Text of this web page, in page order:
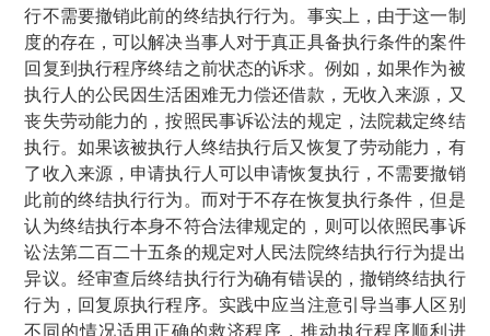
行不需要撤销此前的终结执行行为。事实上，由于这一制
度的存在，可以解决当事人对于真正具备执行条件的案件
回复到执行程序终结之前状态的诉求。例如，如果作为被
执行人的公民因生活困难无力偿还借款，无收入来源，又
丧失劳动能力的，按照民事诉讼法的规定，法院裁定终结
执行。如果该被执行人终结执行后又恢复了劳动能力，有
了收入来源，申请执行人可以申请恢复执行，不需要撤销
此前的终结执行行为。而对于不存在恢复执行条件，但是
认为终结执行本身不符合法律规定的，则可以依照民事诉
讼法第二百二十五条的规定对人民法院终结执行行为提出
异议。经审查后终结执行行为确有错误的，撤销终结执行
行为，回复原执行程序。实践中应当注意引导当事人区别
不同的情况适用正确的救济程序，推动执行程序顺利进